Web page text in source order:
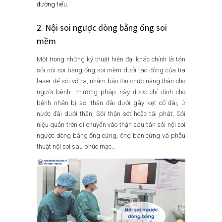
đường tiểu.
2. Nội soi ngược dòng bằng ống soi
mềm
Một trong những kỹ thuật hiện đại khác chính là tán
sỏi nội soi bằng ống soi mềm dưới tác động của tia
laser để sỏi vỡ ra, nhằm bảo tồn chức năng thận cho
người bệnh. Phương pháp này được chỉ định cho
bệnh nhân bị sỏi thận đài dưới gây kẹt cổ đài, ứ
nước đài dưới thận; Sỏi thận sót hoặc tái phát; Sỏi
niệu quản trên di chuyển vào thận sau tán sỏi nội soi
ngược dòng bằng ống cứng, ống bán cứng và phẫu
thuật nội soi sau phúc mạc…